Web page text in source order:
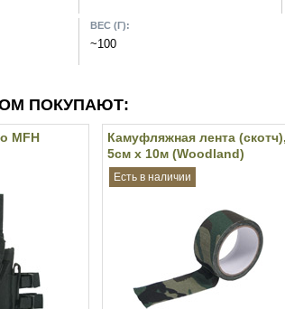
ВЕС (Г):
~100
ПОКУПАЮТ:
MFH
Камуфляжная лента (скотч),
5см х 10м (Woodland)
Есть в наличии